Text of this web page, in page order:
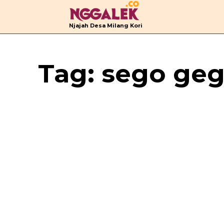
Njajah Desa Milang Kori
Tag: sego